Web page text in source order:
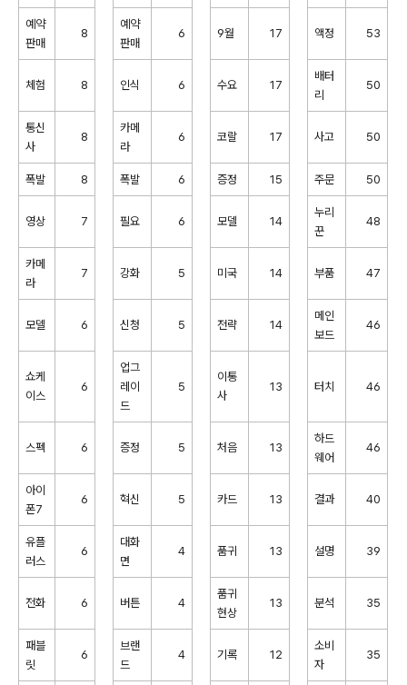
예약
판매
8
예약
판매
6 9월 17 액정 53
체험 8 인식 6 수요 17
배터
리
50
통신
사
8
카메
라
6 코랄 17 사고 50
폭발 8 폭발 6 증정 15 주문 50
영상 7 필요 6 모델 14
누리
꾼
48
카메
라
7 강화 5 미국 14 부품 47
모델 6 신청 5 전략 14
메인
보드
46
쇼케
이스
6
업그
레이
드
5
이통
사
13 터치 46
스펙 6 증정 5 처음 13
하드
웨어
46
아이
폰7
6 혁신 5 카드 13 결과 40
유플
러스
6
대화
면
4 품귀 13 설명 39
전화 6 버튼 4
품귀
현상
13 분석 35
패블
릿
6
브랜
드
4 기록 12
소비
자
35